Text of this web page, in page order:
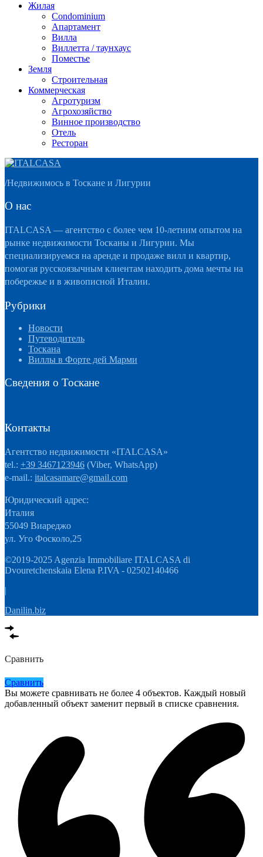
Жилая
Condominium
Апартамент
Вилла
Виллетта / таунхаус
Поместье
Земля
Строительная
Коммерческая
Агротуризм
Агрохозяйство
Винное производство
Отель
Ресторан
/Недвижимось в Тоскане и Лигурии
О нас
ITALCASA — агентство с более чем 10-летним опытом на
рынке недвижимости Тосканы и Лигурии. Мы
специализируемся на аренде и продаже вилл и квартир,
помогая русскоязычным клиентам находить дома мечты на
побережье и в живописной Италии.
Рубрики
Новости
Путеводитель
Тоскана
Виллы в Форте дей Марми
Сведения о Тоскане
Контакты
Агентство недвижимости «ITALCASA»
tel.: +39 3467123946 (Viber, WhatsApp)
e-mail.: italcasamare@gmail.com
Юридический адрес:
Италия
55049 Виареджо
ул. Уго Фосколо,25
©2019-2025 Agenzia Immobiliare ITALCASA di
Dvouretchenskaia Elena P.IVA - 02502140466
|
Danilin.biz
Сравнить
Сравнить
Вы можете сравнивать не более 4 объектов. Каждый новый
добавленный объект заменит первый в списке сравнения.